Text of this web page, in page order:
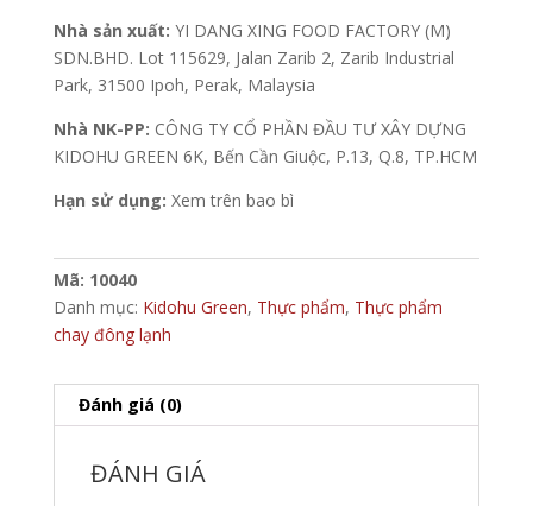
Nhà sản xuất: YI DANG XING FOOD FACTORY (M)
SDN.BHD. Lot 115629, Jalan Zarib 2, Zarib Industrial
Park, 31500 Ipoh, Perak, Malaysia
Nhà NK-PP: CÔNG TY CỔ PHẦN ĐẦU TƯ XÂY DỰNG
KIDOHU GREEN 6K, Bến Cần Giuộc, P.13, Q.8, TP.HCM
Hạn sử dụng: Xem trên bao bì
Mã: 10040
Danh mục: Kidohu Green, Thực phẩm, Thực phẩm
chay đông lạnh
Đánh giá (0)
ĐÁNH GIÁ